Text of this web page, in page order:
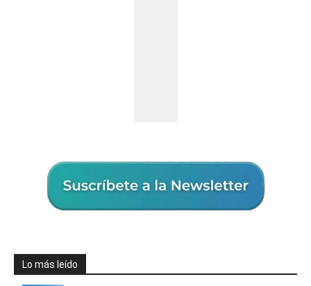
Lo más leído